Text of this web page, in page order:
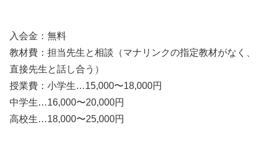
入会金：無料
教材費：担当先生と相談（マナリンクの指定教材がなく、
直接先生と話し合う）
授業費：小学生…15,000〜18,000円
中学生…16,000〜20,000円
高校生…18,000〜25,000円